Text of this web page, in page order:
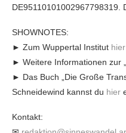
DE95110101002967798319.
SHOWNOTES:
► Zum Wuppertal Institut hier
► Weitere Informationen zur
► Das Buch „Die Große
Schneidewind kannst du hier
Kontakt: